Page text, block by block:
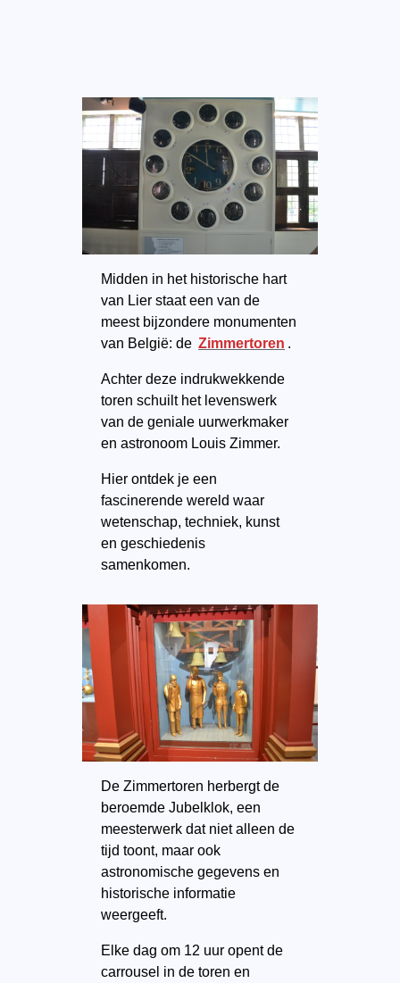
Midden in het historische hart
van Lier staat een van de
meest bijzondere monumenten
van België: de Zimmertoren .
Achter deze indrukwekkende
toren schuilt het levenswerk
van de geniale uurwerkmaker
en astronoom Louis Zimmer.
Hier ontdek je een
fascinerende wereld waar
wetenschap, techniek, kunst
en geschiedenis
samenkomen.
De Zimmertoren herbergt de
beroemde Jubelklok, een
meesterwerk dat niet alleen de
tijd toont, maar ook
astronomische gegevens en
historische informatie
weergeeft.
Elke dag om 12 uur opent de
carrousel in de toren en